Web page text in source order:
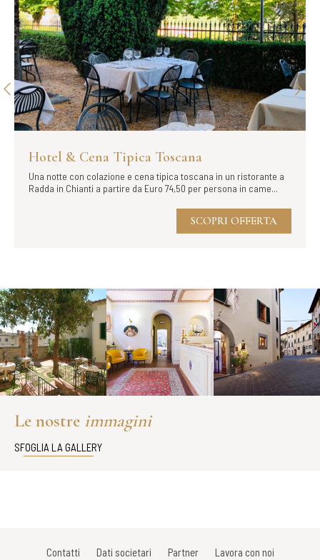
Hotel & Cena Tipica Toscana
Una notte con colazione e cena tipica toscana in un ristorante a
Radda in Chianti a partire da Euro 74,50 per persona in came...
SCOPRI OFFERTA
Le nostre immagini
SFOGLIA LA GALLERY
Contatti Dati societari Partner Lavora con noi